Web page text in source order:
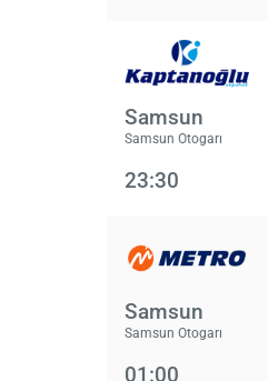
Samsun
Samsun Otogarı
23:30
Samsun
Samsun Otogarı
01:00